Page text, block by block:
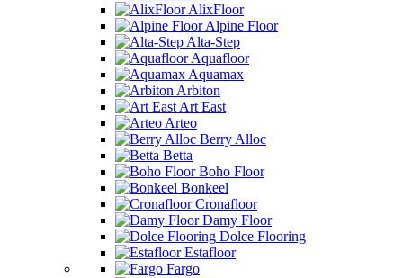
AlixFloor
Alpine Floor
Alta-Step
Aquafloor
Aquamax
Arbiton
Art East
Arteo
Berry Alloc
Betta
Boho Floor
Bonkeel
Cronafloor
Damy Floor
Dolce Flooring
Estafloor
Fargo